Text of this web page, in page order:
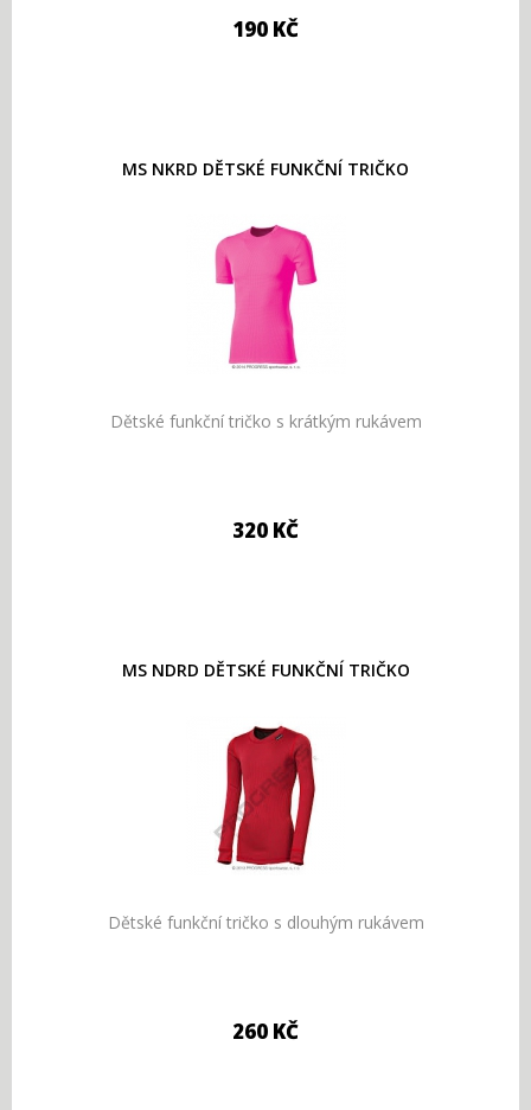
190 KČ
MS NKRD DĚTSKÉ FUNKČNÍ TRIČKO
Dětské funkční tričko s krátkým rukávem
320 KČ
MS NDRD DĚTSKÉ FUNKČNÍ TRIČKO
Dětské funkční tričko s dlouhým rukávem
260 KČ